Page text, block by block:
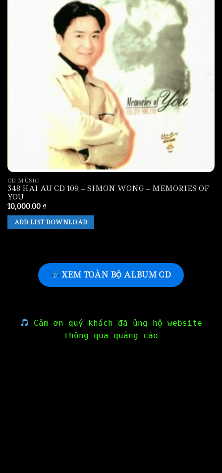
CD MUSIC
348 HAI AU CD 109 – SIMON WONG – MEMORIES OF
YOU
10,000.00 ₫
ADD LIST DOWNLOAD
XEM TOÀN BỘ ALBUM CD
Cảm ơn quý khách đã ủng hộ website
thông qua quảng cáo